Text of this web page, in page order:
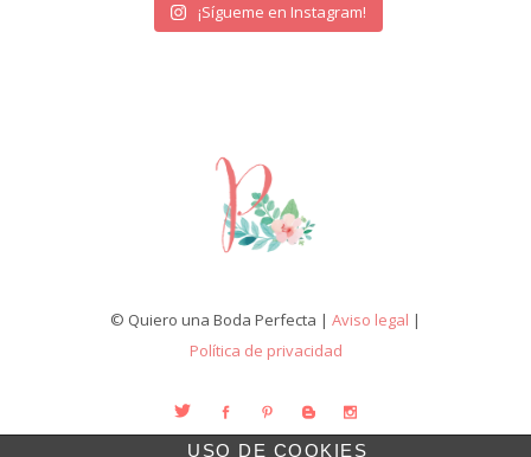
¡Sígueme en Instagram!
© Quiero una Boda Perfecta | Aviso legal |
Política de privacidad
USO DE COOKIES